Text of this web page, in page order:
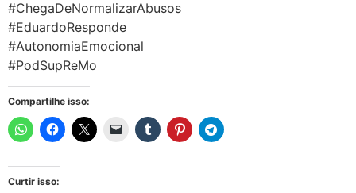
#ChegaDeNormalizarAbusos
#EduardoResponde
#AutonomiaEmocional
#PodSupReMo
Compartilhe isso:
Curtir isso: